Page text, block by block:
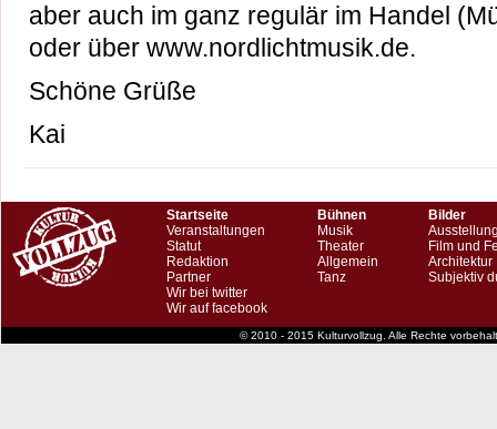
aber auch im ganz regulär im Handel
oder über www.nordlichtmusik.de.
Schöne Grüße
Kai
Startseite
Veranstaltungen
Statut
Redaktion
Partner
Wir bei twitter
Wir auf facebook
Bühnen
Musik
Theater
Allgemein
Tanz
Bilder
Film und
Architektur
Subjektiv
© 2010 - 2015 Kulturvollzug. Alle Rechte